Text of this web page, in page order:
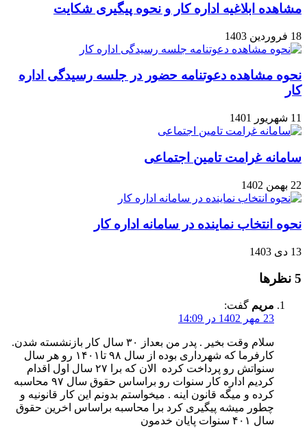
مشاهده ابلاغیه اداره کار و نحوه پیگیری شکایت
18 فروردین 1403
نحوه مشاهده دعوتنامه حضور در جلسه رسیدگی اداره
کار
11 شهریور 1401
سامانه غرامت تامین اجتماعی
22 بهمن 1402
نحوه انتخاب نماینده در سامانه اداره کار
13 دی 1403
‫5 نظرها
مریم گفت:
23 مهر 1402 در 14:09
سلام وقت بخیر . پدر من بعداز ۳۰ سال کار بازنشسته شدن.
کارفرما که شهرداری بوده از سال ۹۸ تا۱۴۰۱ رو هر سال
سنواتش رو پرداخت کرده ‌ الان که برا ۲۷ سال اول اقدام
کردیم اداره کار سنوات رو براساس حقوق سال ۹۷ محاسبه
کرده و میگه قانون اینه . میخواستم بدونم این کار قانونیه و
چطور میشه پیگیری کرد برا محاسبه براساس اخرین حقوق
سال ۴۰۱ سنوات پایان خدمون